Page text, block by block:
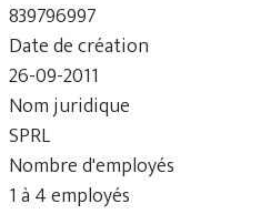
839796997
Date de création
26-09-2011
Nom juridique
SPRL
Nombre d'employés
1 à 4 employés